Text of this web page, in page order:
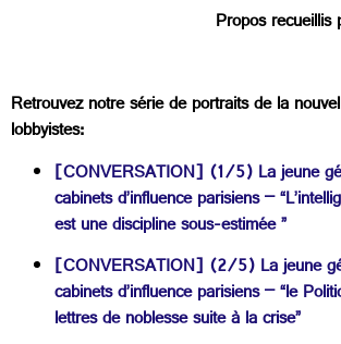
Propos recueillis
Retrouvez notre série de portraits de la
lobbyistes:
[CONVERSATION] (1/5) La jeune
cabinets d’influence parisiens –
est une discipline sous-estimée ”
[CONVERSATION] (2/5) La jeune
cabinets d’influence parisiens – “le
lettres de noblesse suite à la crise”